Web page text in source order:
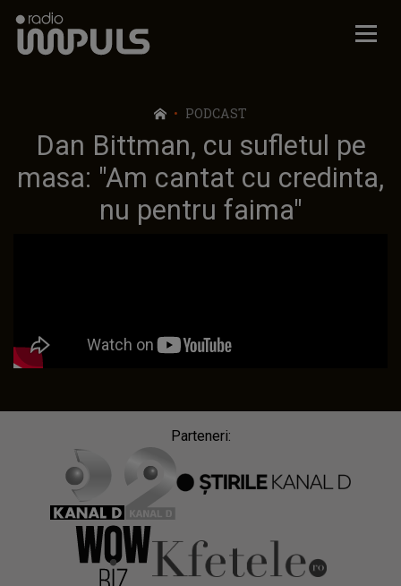
Radio Impuls
PODCAST
Dan Bittman, cu sufletul pe
masa: "Am cantat cu credinta,
nu pentru faima"
Parteneri: